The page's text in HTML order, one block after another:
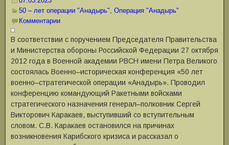
50 – лет операции "Анадырь", Операция "Анадырь"
Комментарии
В соответствии с поручением Председателя Правительства
и Министерства обороны Российской Федерации 27 октября
2012 года в Военной академии РВСН имени Петра Великого
состоялась Военно–историческая конференция «50 лет
военно–стратегической операции «Анадырь». Проводил
конференцию командующий Ракетными войсками
стратегического назначения генерал–полковник Сергей
Викторович Каракаев, выступивший со вступительным
словом. С.В. Каракаев остановился на причинах
возникновения Карибского кризиса и рассказал о